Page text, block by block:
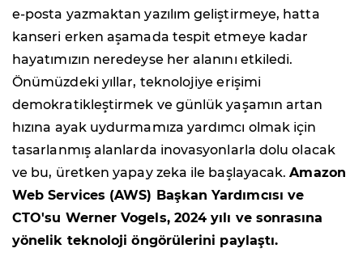
e-posta yazmaktan yazılım geliştirmeye, hatta
kanseri erken aşamada tespit etmeye kadar
hayatımızın neredeyse her alanını etkiledi.
Önümüzdeki yıllar, teknolojiye erişimi
demokratikleştirmek ve günlük yaşamın artan
hızına ayak uydurmamıza yardımcı olmak için
tasarlanmış alanlarda inovasyonlarla dolu olacak
ve bu, üretken yapay zeka ile başlayacak.Amazon
Web Services (AWS) Başkan Yardımcısı ve
CTO'su Werner Vogels, 2024 yılı ve sonrasına
yönelik teknoloji öngörülerini paylaştı.